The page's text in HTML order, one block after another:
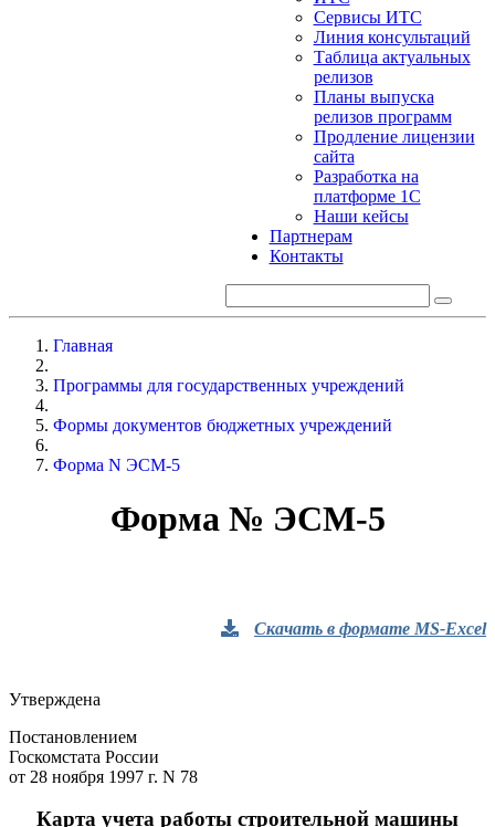
Сервисы ИТС
Линия консультаций
Таблица актуальных
релизов
Планы выпуска
релизов программ
Продление лицензии
сайта
Разработка на
платформе 1С
Наши кейсы
Партнерам
Контакты
Главная
Программы для государственных учреждений
Формы документов бюджетных учреждений
Форма N ЭСМ-5
Форма № ЭСМ-5
Скачать в формате MS-Excel
Утверждена
Постановлением
Госкомстата России
от 28 ноября 1997 г. N 78
Карта учета работы строительной машины